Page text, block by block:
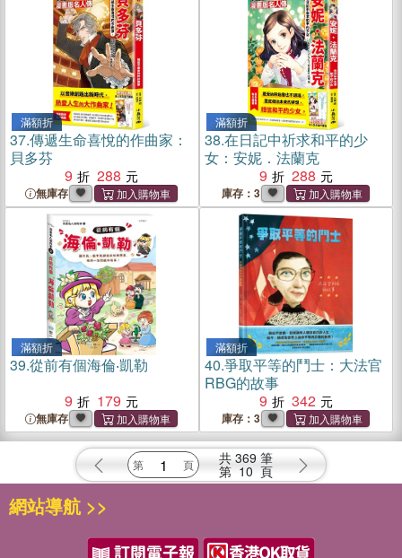
滿額折
37.傳遞生命喜悅的作曲家：
貝多芬
9
288
無庫存
滿額折
38.在日記中祈求和平的少
女：安妮．法蘭克
9
288
庫存：3
滿額折
39.從前有個海倫‧凱勒
9
179
無庫存
滿額折
40.爭取平等的鬥士：大法官
RBG的故事
9
342
庫存：3
共 369 筆
第 10 頁
網站導航 >>